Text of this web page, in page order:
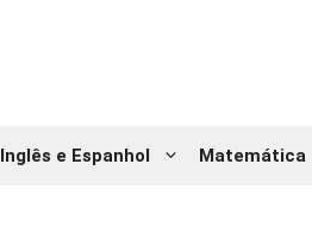
Inglês e Espanhol Matemática